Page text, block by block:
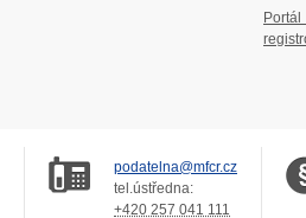
Portál
podatelna@mfcr.cz
tel.ústředna:
+420 257 041 111